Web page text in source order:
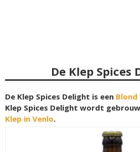
De Klep Spices
De Klep Spices Delight is een Blond
Klep Spices Delight wordt
Klep in Venlo.